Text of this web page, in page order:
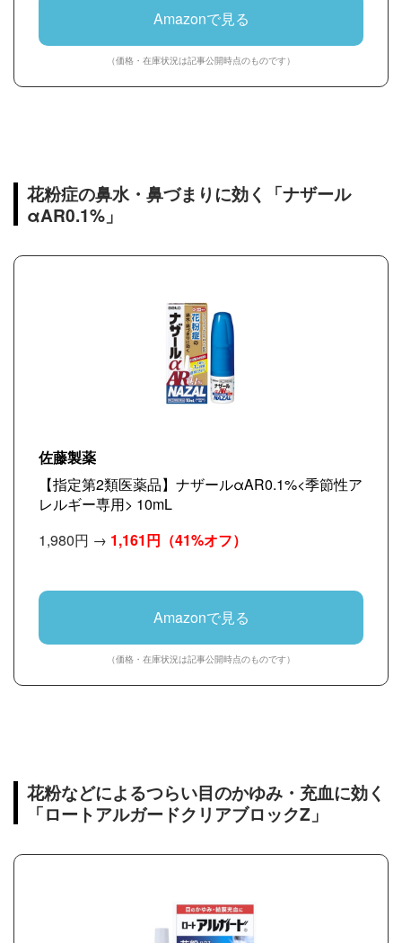
Amazonで見る
（価格・在庫状況は記事公開時点のものです）
花粉症の鼻水・鼻づまりに効く「ナザール
αAR0.1%」
佐藤製薬
【指定第2類医薬品】ナザールαAR0.1%<季節性ア
レルギー専用> 10mL
1,980円 → 1,161円 （41%オフ）
Amazonで見る
（価格・在庫状況は記事公開時点のものです）
花粉などによるつらい目のかゆみ・充血に効く
「ロートアルガードクリアブロックZ」